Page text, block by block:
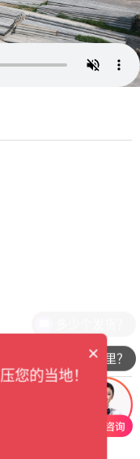
你们公司在哪里？
×
您的当地！